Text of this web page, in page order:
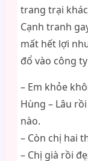
trang trại
Cạnh tranh
mất hết lợi
đổ vào công
– Em khỏe
Hùng – Lâu
nào.
– Còn chị hai
– Chị già rồi